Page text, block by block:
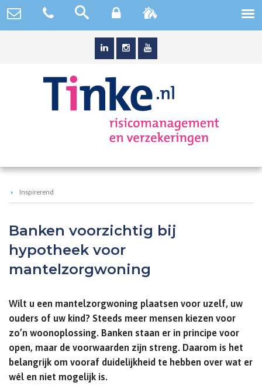
Inspirerend
Banken voorzichtig bij
hypotheek voor
mantelzorgwoning
Wilt u een mantelzorgwoning plaatsen voor uzelf, uw
ouders of uw kind? Steeds meer mensen kiezen voor
zo’n woonoplossing. Banken staan er in principe voor
open, maar de voorwaarden zijn streng. Daarom is het
belangrijk om vooraf duidelijkheid te hebben over wat er
wél en niet mogelijk is.